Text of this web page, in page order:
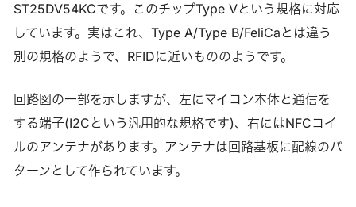
ST25DV54KCです。このチップType Vという規格に対応
しています。実はこれ、Type A/Type B/FeliCaとは違う
別の規格のようで、RFIDに近いもののようです。
回路図の一部を示しますが、左にマイコン本体と通信を
する端子(I2Cという汎用的な規格です)、右にはNFCコイ
ルのアンテナがあります。アンテナは回路基板に配線のパ
ターンとして作られています。